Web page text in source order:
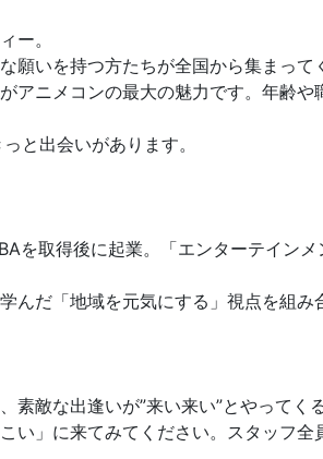
ー。
願いを持つ方たちが全国から集まって
ニメコンの最大の魅力です。年齢
と出会いがあります。
を取得後に起業。「エンターテイン
だ「地域を元気にする」視点を組
素敵な出逢いが”来い来い”とやって
」に来てみてください。スタッフ